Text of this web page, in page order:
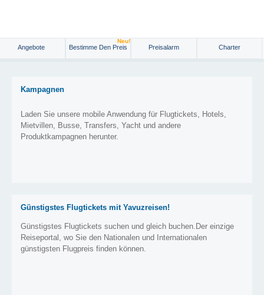
Angebote Bestimme Den Preis
Neu!
Preisalarm Charter
Kampagnen
Laden Sie unsere mobile Anwendung für Flugtickets, Hotels,
Mietvillen, Busse, Transfers, Yacht und andere
Produktkampagnen herunter.
Günstigstes Flugtickets mit Yavuzreisen!
Günstigstes Flugtickets suchen und gleich buchen.Der einzige
Reiseportal, wo Sie den Nationalen und Internationalen
günstigsten Flugpreis finden können.